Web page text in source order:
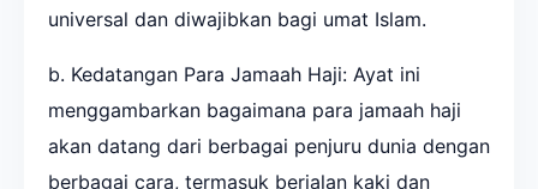
universal dan diwajibkan bagi umat Islam.
b. Kedatangan Para Jamaah Haji: Ayat ini
menggambarkan bagaimana para jamaah haji
akan datang dari berbagai penjuru dunia dengan
berbagai cara, termasuk berjalan kaki dan